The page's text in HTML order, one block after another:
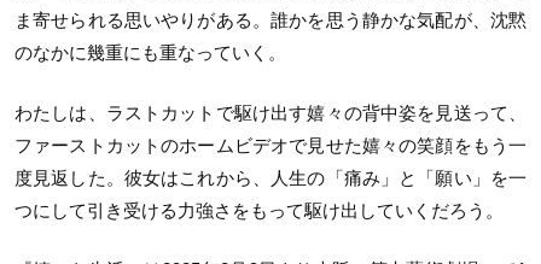
ま寄せられる思いやりがある。誰かを思う静かな気配が、沈黙
のなかに幾重にも重なっていく。
わたしは、ラストカットで駆け出す嬉々の背中姿を見送って、
ファーストカットのホームビデオで見せた嬉々の笑顔をもう一
度見返した。彼女はこれから、人生の「痛み」と「願い」を一
つにして引き受ける力強さをもって駆け出していくだろう。